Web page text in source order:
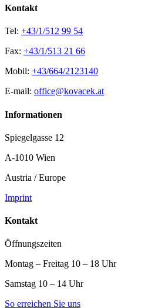
Kontakt
Tel: +43/1/512 99 54
Fax: +43/1/513 21 66
Mobil: +43/664/2123140
E-mail: office@kovacek.at
Informationen
Spiegelgasse 12
A-1010 Wien
Austria / Europe
Imprint
Kontakt
Öffnungszeiten
Montag – Freitag 10 – 18 Uhr
Samstag 10 – 14 Uhr
So erreichen Sie uns